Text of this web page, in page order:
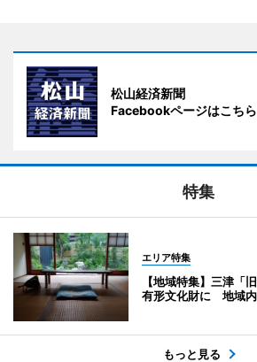
松山経済新聞
Facebookページはこちら
特集
エリア特集
【地域特集】三津「
有形文化財に 地域
もっと見る